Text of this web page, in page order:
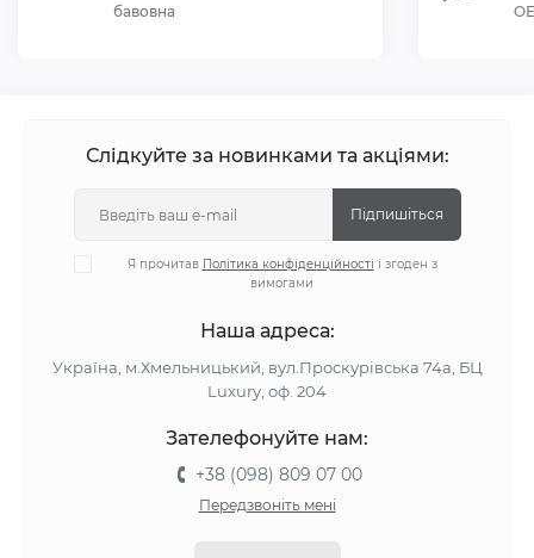
бавовна
Слідкуйте за новинками та акціями:
Підпишіться
Я прочитав Політика конфіденційності і згоден з
вимогами
Наша адреса:
Україна, м.Хмельницький, вул.Проскурівська 74а, БЦ
Luxury, оф. 204
Зателефонуйте нам:
+38 (098) 809 07 00
Передзвоніть мені